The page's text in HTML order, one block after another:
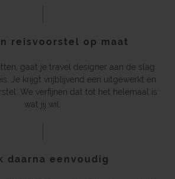
reisvoorstel op maat
gaat je travel designer aan de slag
Je krijgt vrijblijvend een uitgewerkt en
We verfijnen dat tot het helemaal is
wat jij wil.
daarna eenvoudig